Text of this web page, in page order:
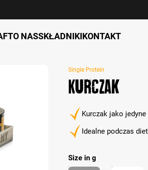
O NASSKŁADNIKIKONTAKT
Single Protein
Kurczak
Kurczak jako jedyne
Idealne podczas
Size in gauswählen